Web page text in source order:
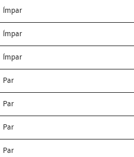
Ímpar
Ímpar
Ímpar
Par
Par
Par
Par